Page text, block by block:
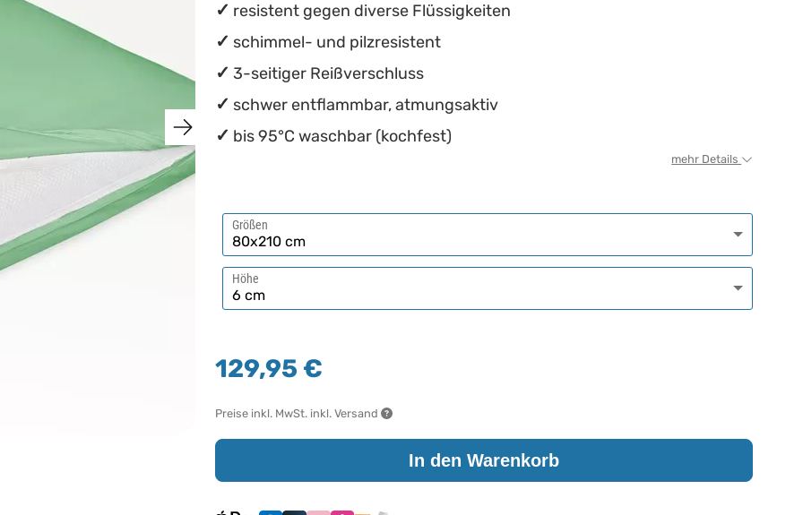
resistent gegen diverse Flüssigkeiten
schimmel- und pilzresistent
3-seitiger Reißverschluss
schwer entflammbar, atmungsaktiv
bis 95°C waschbar (kochfest)
mehr Details
Größen
Höhe
129,95 €
Preise inkl. MwSt. inkl. Versand
In den Warenkorb